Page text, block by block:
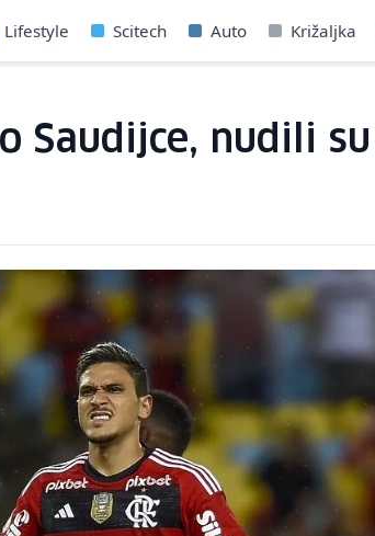
Lifestyle Scitech Auto Križaljka
Saudijce, nudili